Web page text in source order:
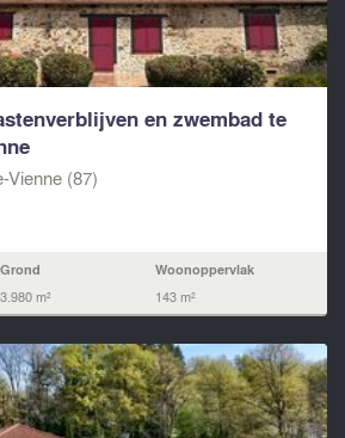
en zwembad te
Vienne (87)
Grond
3.980 m²
Woonoppervlak
143 m²